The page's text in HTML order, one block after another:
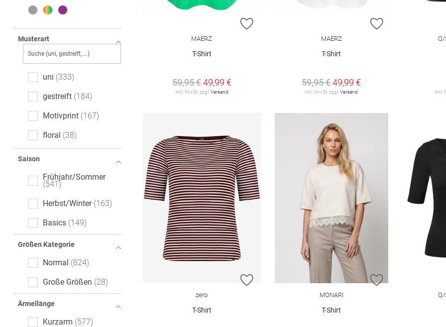
Oversized
Body Fit 10
Straight Fit 9
Wide Fit 2
Musterart
uni 333
gestreift 184
Motivprint 167
floral 38
Mottoprint 23
gepunktet 11
Animalprint
All-Over-Print (AOP)
6
Saison
Frühjahr/Sommer
541
Herbst/Winter 163
Basics 149
Größen Kategorie
Normal 824
Große Größen 28
Ärmellänge
Kurzarm 577
ZUR WUNSCHLISTE HINZUFÜGEN
MAERZ
T-Shirt
59,95 € 49,99 €
inkl. MwSt. zzgl. Versand
ZUR
MAERZ
T-Shirt
59,95 €49,99 €
inkl. MwSt. zzgl.Versand
Q/
inkl.
ZUR WUNSCHLISTE HINZUFÜGEN
zero
T-Shirt
ZUR
MONARI
T-Shirt
Q/